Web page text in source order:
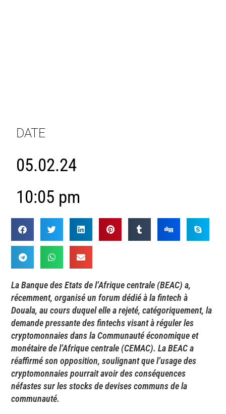
DATE
05.02.24
10:05 pm
La Banque des Etats de l’Afrique centrale (BEAC) a,
récemment, organisé un forum dédié à la fintech à
Douala, au cours duquel elle a rejeté, catégoriquement, la
demande pressante des fintechs visant à réguler les
cryptomonnaies dans la Communauté économique et
monétaire de l’Afrique centrale (CEMAC). La BEAC a
réaffirmé son opposition, soulignant que l’usage des
cryptomonnaies pourrait avoir des conséquences
néfastes sur les stocks de devises communs de la
communauté.